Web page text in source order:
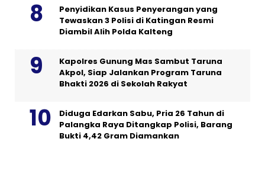
Penyidikan Kasus Penyerangan yang
Tewaskan 3 Polisi di Katingan Resmi
Diambil Alih Polda Kalteng
Kapolres Gunung Mas Sambut Taruna
Akpol, Siap Jalankan Program Taruna
Bhakti 2026 di Sekolah Rakyat
Diduga Edarkan Sabu, Pria 26 Tahun di
Palangka Raya Ditangkap Polisi, Barang
Bukti 4,42 Gram Diamankan